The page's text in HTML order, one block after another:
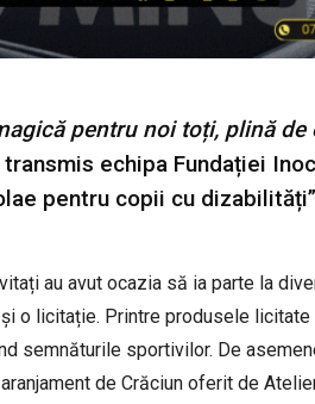
pentru noi toți, plină
transmis echipa Fundației
pentru copii cu
au avut ocazia să ia parte la
o licitație. Printre produsele
semnăturile sportivilor. De
de Crăciun oferit de